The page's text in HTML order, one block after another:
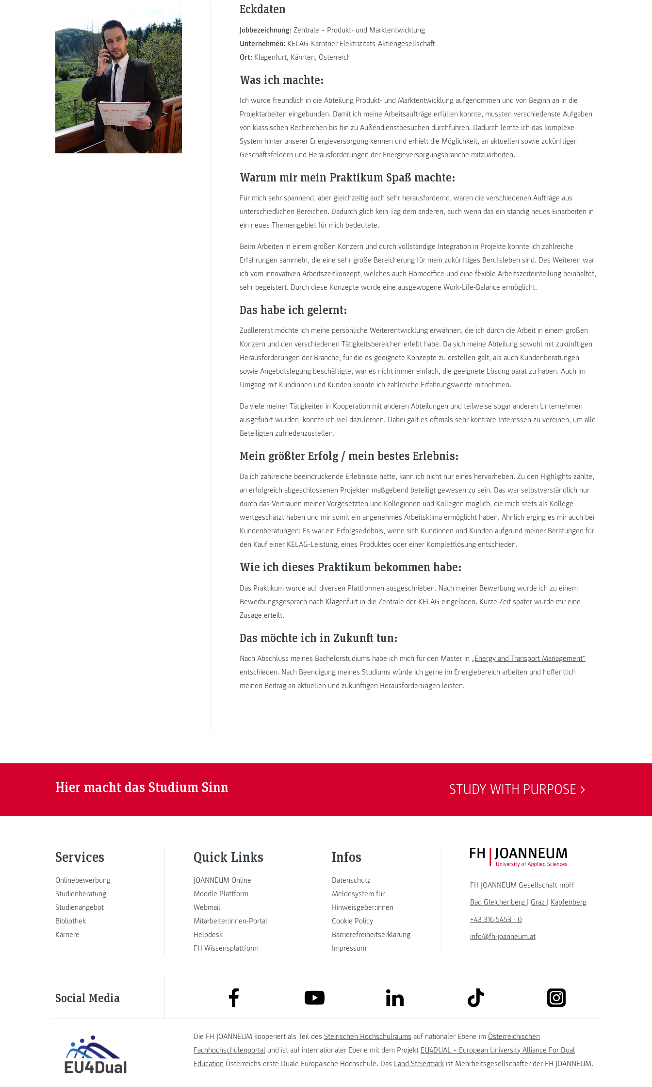
Eckdaten
Jobbezeichnung: Zentrale – Produkt- und Marktentwicklung
Unternehmen: KELAG-Kärntner Elektrizitäts-Aktiengesellschaft
Ort: Klagenfurt, Kärnten, Österreich
Was ich machte:
Ich wurde freundlich in die Abteilung Produkt- und Marktentwicklung aufgenommen und von Beginn an in die
Projektarbeiten eingebunden. Damit ich meine Arbeitsaufträge erfüllen konnte, mussten verschiedenste Aufgaben
von klassischen Recherchen bis hin zu Außendienstbesuchen durchführen. Dadurch lernte ich das komplexe
System hinter unserer Energieversorgung kennen und erhielt die Möglichkeit, an aktuellen sowie zukünftigen
Geschäftsfeldern und Herausforderungen der Energieversorgungsbranche mitzuarbeiten.
Warum mir mein Praktikum Spaß machte:
Für mich sehr spannend, aber gleichzeitig auch sehr herausfordernd, waren die verschiedenen Aufträge aus
unterschiedlichen Bereichen. Dadurch glich kein Tag dem anderen, auch wenn das ein ständig neues Einarbeiten in
ein neues Themengebiet für mich bedeutete.
Beim Arbeiten in einem großen Konzern und durch vollständige Integration in Projekte konnte ich zahlreiche
Erfahrungen sammeln, die eine sehr große Bereicherung für mein zukünftiges Berufsleben sind. Des Weiteren war
ich vom innovativen Arbeitszeitkonzept, welches auch Homeoffice und eine flexible Arbeitszeiteinteilung beinhaltet,
sehr begeistert. Durch diese Konzepte wurde eine ausgewogene Work-Life-Balance ermöglicht.
Das habe ich gelernt:
Zuallererst möchte ich meine persönliche Weiterentwicklung erwähnen, die ich durch die Arbeit in einem großen
Konzern und den verschiedenen Tätigkeitsbereichen erlebt habe. Da sich meine Abteilung sowohl mit zukünftigen
Herausforderungen der Branche, für die es geeignete Konzepte zu erstellen galt, als auch Kundenberatungen
sowie Angebotslegung beschäftigte, war es nicht immer einfach, die geeignete Lösung parat zu haben. Auch im
Umgang mit Kundinnen und Kunden konnte ich zahlreiche Erfahrungswerte mitnehmen.
Da viele meiner Tätigkeiten in Kooperation mit anderen Abteilungen und teilweise sogar anderen Unternehmen
ausgeführt wurden, konnte ich viel dazulernen. Dabei galt es oftmals sehr konträre Interessen zu vereinen, um alle
Beteiligten zufriedenzustellen.
Mein größter Erfolg / mein bestes Erlebnis:
Da ich zahlreiche beeindruckende Erlebnisse hatte, kann ich nicht nur eines hervorheben. Zu den Highlights zählte,
an erfolgreich abgeschlossenen Projekten maßgebend beteiligt gewesen zu sein. Das war selbstverständlich nur
durch das Vertrauen meiner Vorgesetzten und Kolleginnen und Kollegen möglich, die mich stets als Kollege
wertgeschätzt haben und mir somit ein angenehmes Arbeitsklima ermöglicht haben. Ähnlich erging es mir auch bei
Kundenberatungen: Es war ein Erfolgserlebnis, wenn sich Kundinnen und Kunden aufgrund meiner Beratungen für
den Kauf einer KELAG-Leistung, eines Produktes oder einer Komplettlösung entschieden.
Wie ich dieses Praktikum bekommen habe:
Das Praktikum wurde auf diversen Plattformen ausgeschrieben. Nach meiner Bewerbung wurde ich zu einem
Bewerbungsgespräch nach Klagenfurt in die Zentrale der KELAG eingeladen. Kurze Zeit später wurde mir eine
Zusage erteilt.
Das möchte ich in Zukunft tun:
Nach Abschluss meines Bachelorstudiums habe ich mich für den Master in „Energy and Transport Management“
entschieden. Nach Beendigung meines Studiums würde ich gerne im Energiebereich arbeiten und hoffentlich
meinen Beitrag an aktuellen und zukünftigen Herausforderungen leisten.
Hier macht das Studium Sinn STUDY WITH PURPOSE
Services
Onlinebewerbung
Studienberatung
Studienangebot
Bibliothek
Karriere
Quick Links
JOANNEUM Online
Moodle Plattform
Webmail
Mitarbeiter:innen-Portal
Helpdesk
FH Wissensplattform
Infos
Datenschutz
Meldesystem für
Hinweisgeber:innen
Cookie Policy
Barrierefreiheitserklärung
Impressum
FH JOANNEUM Logo
FH JOANNEUM Gesellschaft mbH
Bad Gleichenberg
Graz
Kapfenberg
+43 316 5453 - 0
info@fh-joanneum.at
Social Media link to facebook link to youtube link to linkedin link to tiktok
Die FH JOANNEUM kooperiert als Teil des Steirischen Hochschulraums auf nationaler Ebene im Österreichischen
Fachhochschulenportal und ist auf internationaler Ebene mit dem Projekt EU4DUAL – European University Alliance For Dual
Education Österreichs erste Duale Europäische Hochschule. Das Land Steiermark ist Mehrheitsgesellschafter der FH JOANNEUM.